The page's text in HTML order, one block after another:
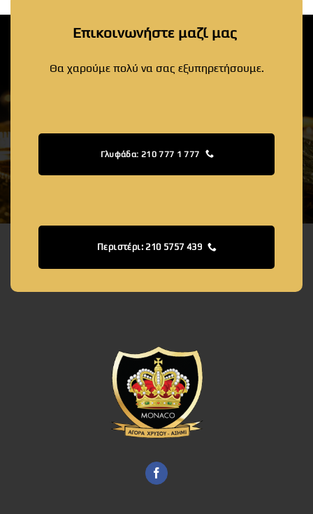
Επικοινωνήστε μαζί μας
Θα χαρούμε πολύ να σας εξυπηρετήσουμε.
Γλυφάδα: 210 777 1 777
Περιστέρι: 210 5757 439